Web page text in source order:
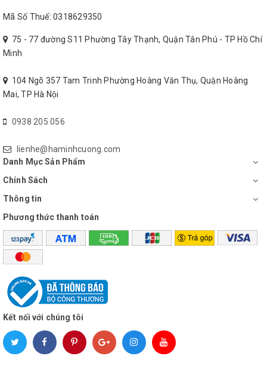
Cối lớn dung tích 1.2 lít thích hợp để
xay sinh tố lượng lớn
Mã Số Thuế: 0318629350
75 - 77 đường S11 Phường Tây Thạnh, Quận Tân Phú - TP Hồ Chí
Minh
104 Ngõ 357 Tam Trinh Phường Hoàng Văn Thụ, Quận Hoàng
Mai, TP Hà Nội
0938 205 056
lienhe@haminhcuong.com
Danh Mục Sản Phẩm
Chính Sách
Thông tin
Phương thức thanh toán
Kết nối với chúng tôi